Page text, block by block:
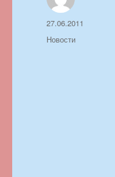
Автор
Опубликовано
27.06.2011
Рубрики
Новости